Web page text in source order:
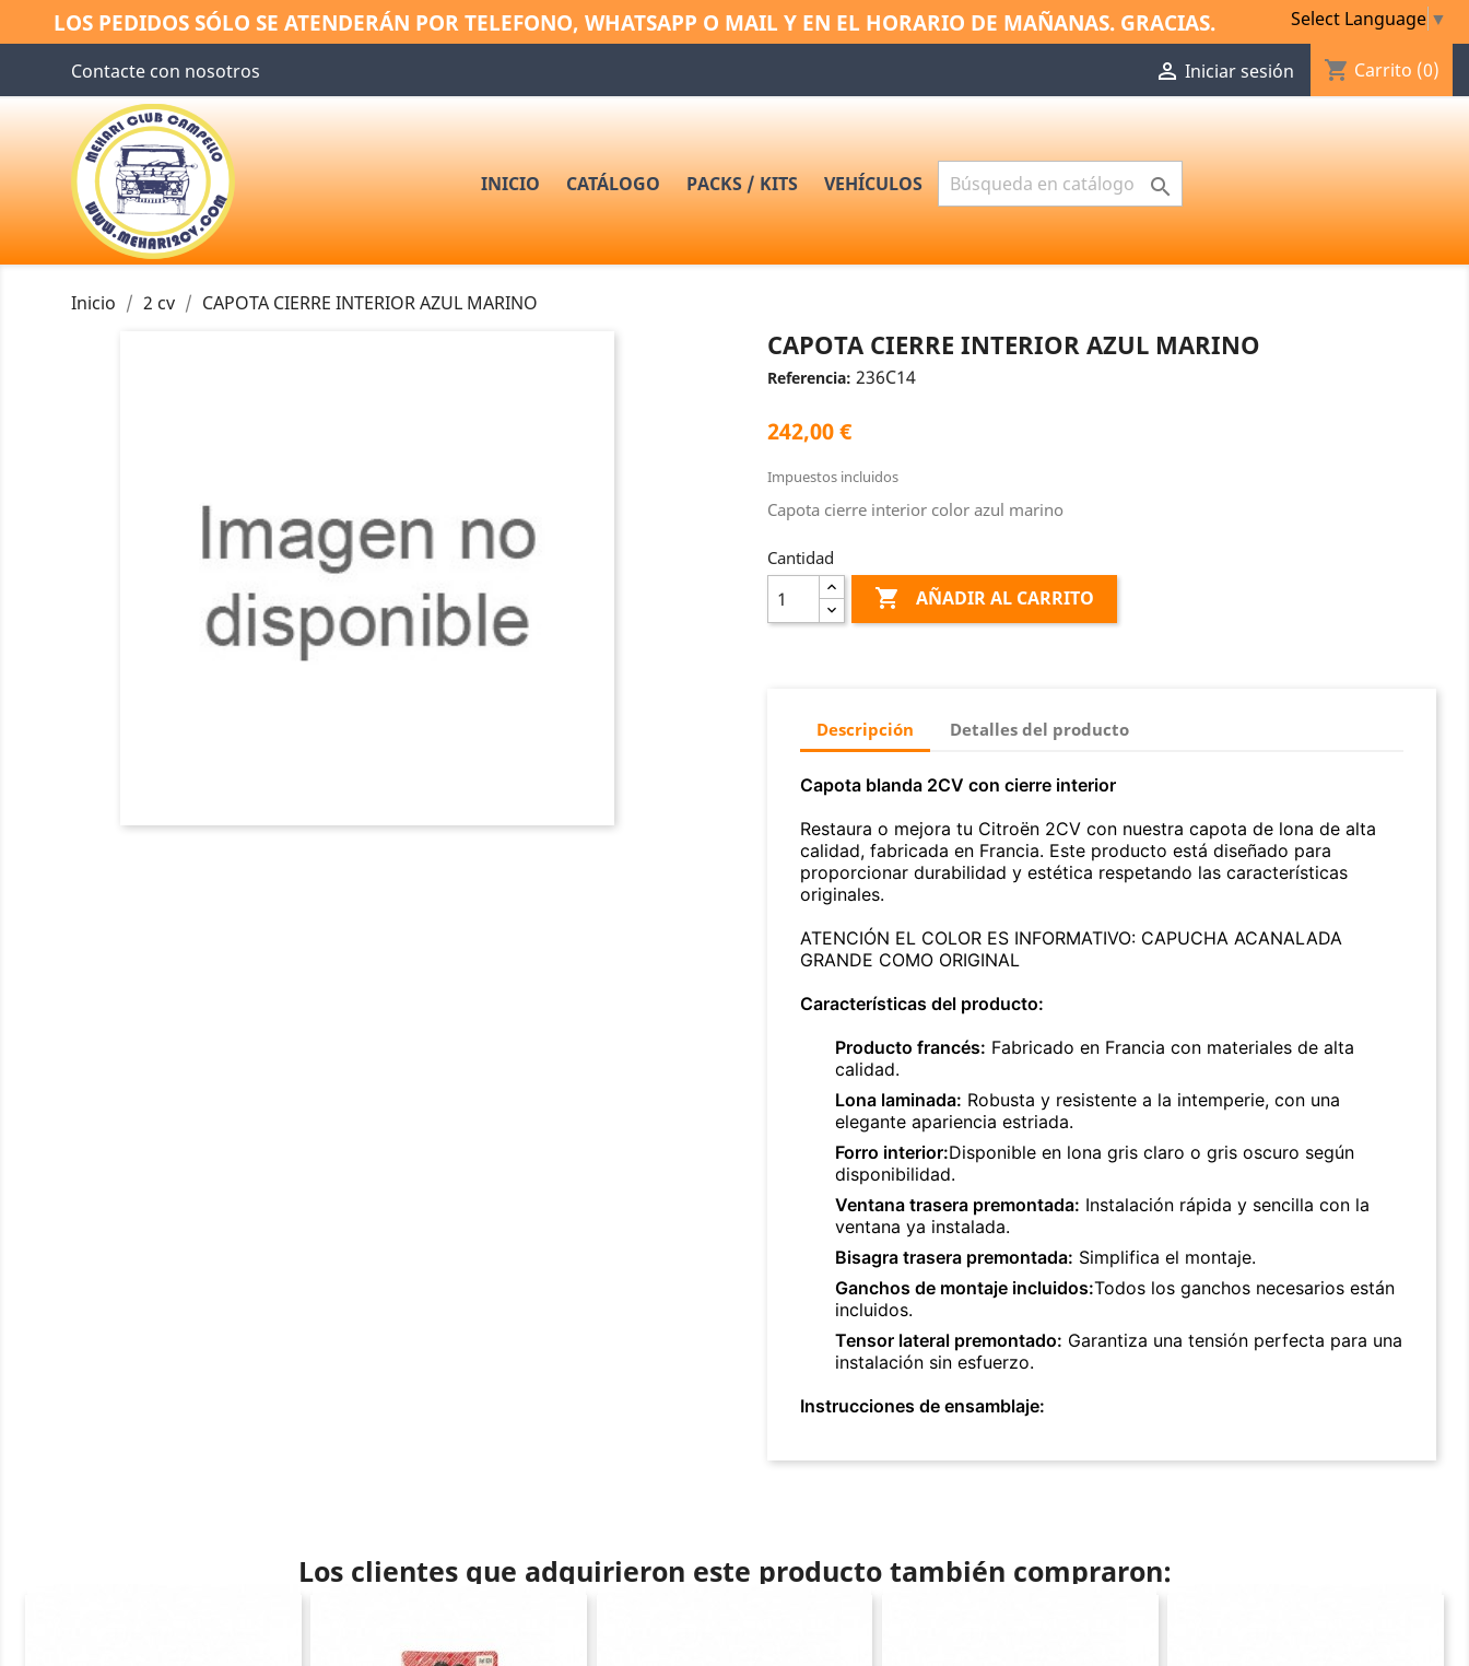
LOS PEDIDOS SÓLO SE ATENDERÁN POR TELEFONO, WHATSAPP O MAIL Y EN EL HORARIO DE MAÑANAS. GRACIAS. Select Language ▼
Contacte con nosotros  Iniciar sesión shopping_cart Carrito (0)
INICIO CATÁLOGO PACKS / KITS VEHÍCULOS 
Inicio 2 cv CAPOTA CIERRE INTERIOR AZUL MARINO
CAPOTA CIERRE INTERIOR AZUL MARINO
Referencia: 236C14
242,00 €
Impuestos incluidos
Capota cierre interior color azul marino
Cantidad
 AÑADIR AL CARRITO
Descripción Detalles del producto
Capota blanda 2CV con cierre interior
Restaura o mejora tu Citroën 2CV con nuestra capota de lona de alta
calidad, fabricada en Francia. Este producto está diseñado para
proporcionar durabilidad y estética respetando las características
originales.
ATENCIÓN EL COLOR ES INFORMATIVO: CAPUCHA ACANALADA
GRANDE COMO ORIGINAL
Características del producto:
Producto francés: Fabricado en Francia con materiales de alta
calidad.
Lona laminada: Robusta y resistente a la intemperie, con una
elegante apariencia estriada.
Forro interior:Disponible en lona gris claro o gris oscuro según
disponibilidad.
Ventana trasera premontada: Instalación rápida y sencilla con la
ventana ya instalada.
Bisagra trasera premontada: Simplifica el montaje.
Ganchos de montaje incluidos:Todos los ganchos necesarios están
incluidos.
Tensor lateral premontado: Garantiza una tensión perfecta para una
instalación sin esfuerzo.
Instrucciones de ensamblaje:
Los clientes que adquirieron este producto también compraron: